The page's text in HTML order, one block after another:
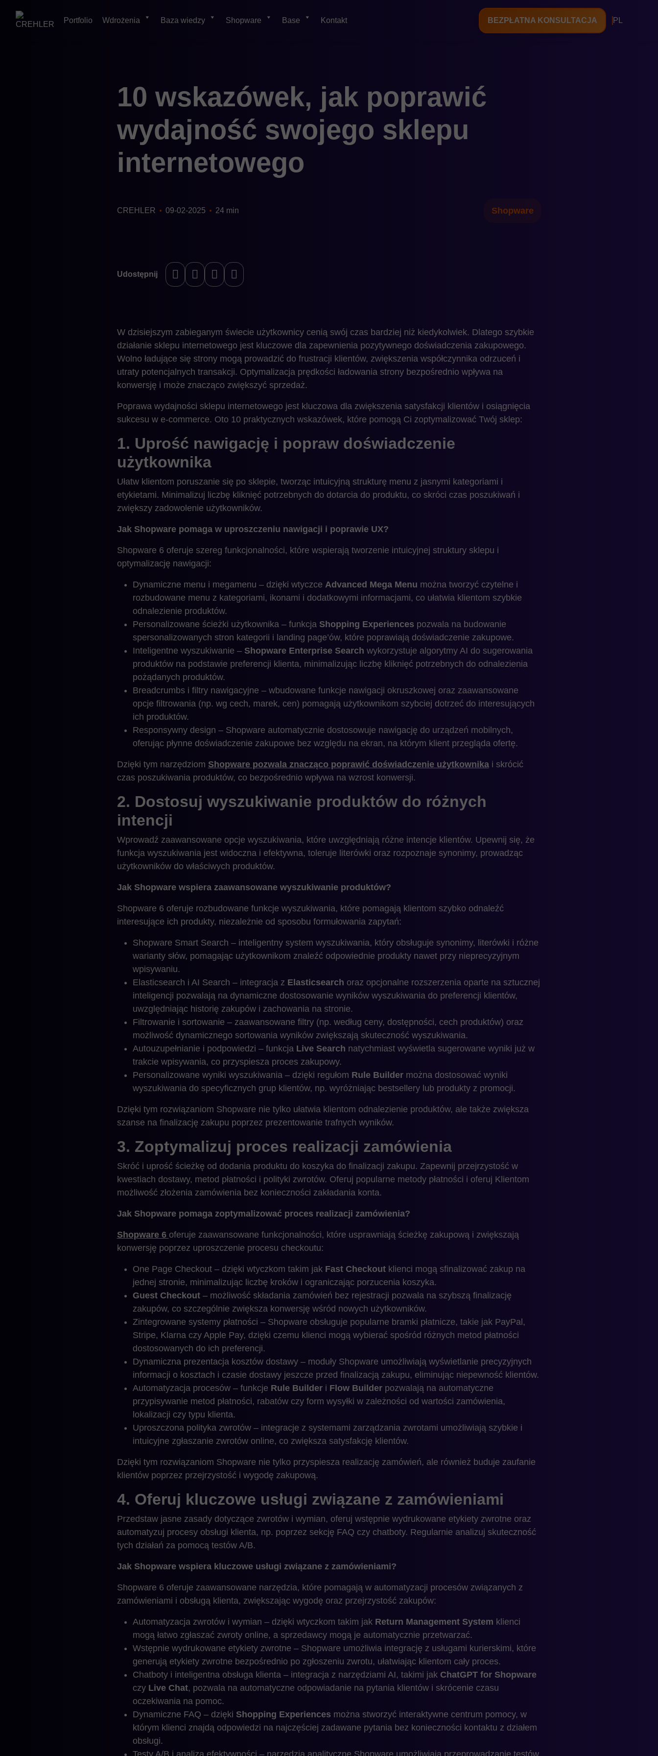
PL
Portfolio Wdrożenia Baza wiedzy Shopware Base Kontakt BEZPŁATNA KONSULTACJA
10 wskazówek, jak poprawić
wydajność swojego sklepu
internetowego
CREHLER 09-02-2025 24 min Shopware
Udostępnij
W dzisiejszym zabieganym świecie użytkownicy cenią swój czas bardziej niż kiedykolwiek. Dlatego szybkie
działanie sklepu internetowego jest kluczowe dla zapewnienia pozytywnego doświadczenia zakupowego.
Wolno ładujące się strony mogą prowadzić do frustracji klientów, zwiększenia współczynnika odrzuceń i
utraty potencjalnych transakcji. Optymalizacja prędkości ładowania strony bezpośrednio wpływa na
konwersję i może znacząco zwiększyć sprzedaż.
Poprawa wydajności sklepu internetowego jest kluczowa dla zwiększenia satysfakcji klientów i osiągnięcia
sukcesu w e-commerce. Oto 10 praktycznych wskazówek, które pomogą Ci zoptymalizować Twój sklep:
1. Uprość nawigację i popraw doświadczenie
użytkownika
Ułatw klientom poruszanie się po sklepie, tworząc intuicyjną strukturę menu z jasnymi kategoriami i
etykietami. Minimalizuj liczbę kliknięć potrzebnych do dotarcia do produktu, co skróci czas poszukiwań i
zwiększy zadowolenie użytkowników.
Jak Shopware pomaga w uproszczeniu nawigacji i poprawie UX?
Shopware 6 oferuje szereg funkcjonalności, które wspierają tworzenie intuicyjnej struktury sklepu i
optymalizację nawigacji:
Dynamiczne menu i megamenu – dzięki wtyczce Advanced Mega Menu można tworzyć czytelne i
rozbudowane menu z kategoriami, ikonami i dodatkowymi informacjami, co ułatwia klientom szybkie
odnalezienie produktów.
Personalizowane ścieżki użytkownika – funkcja Shopping Experiences pozwala na budowanie
spersonalizowanych stron kategorii i landing page’ów, które poprawiają doświadczenie zakupowe.
Inteligentne wyszukiwanie – Shopware Enterprise Search wykorzystuje algorytmy AI do sugerowania
produktów na podstawie preferencji klienta, minimalizując liczbę kliknięć potrzebnych do odnalezienia
pożądanych produktów.
Breadcrumbs i filtry nawigacyjne – wbudowane funkcje nawigacji okruszkowej oraz zaawansowane
opcje filtrowania (np. wg cech, marek, cen) pomagają użytkownikom szybciej dotrzeć do interesujących
ich produktów.
Responsywny design – Shopware automatycznie dostosowuje nawigację do urządzeń mobilnych,
oferując płynne doświadczenie zakupowe bez względu na ekran, na którym klient przegląda ofertę.
Dzięki tym narzędziom Shopware pozwala znacząco poprawić doświadczenie użytkownikai skrócić
czas poszukiwania produktów, co bezpośrednio wpływa na wzrost konwersji.
2. Dostosuj wyszukiwanie produktów do różnych
intencji
Wprowadź zaawansowane opcje wyszukiwania, które uwzględniają różne intencje klientów. Upewnij się, że
funkcja wyszukiwania jest widoczna i efektywna, toleruje literówki oraz rozpoznaje synonimy, prowadząc
użytkowników do właściwych produktów.
Jak Shopware wspiera zaawansowane wyszukiwanie produktów?
Shopware 6 oferuje rozbudowane funkcje wyszukiwania, które pomagają klientom szybko odnaleźć
interesujące ich produkty, niezależnie od sposobu formułowania zapytań:
Shopware Smart Search – inteligentny system wyszukiwania, który obsługuje synonimy, literówki i różne
warianty słów, pomagając użytkownikom znaleźć odpowiednie produkty nawet przy nieprecyzyjnym
wpisywaniu.
Elasticsearch i AI Search – integracja z Elasticsearch oraz opcjonalne rozszerzenia oparte na sztucznej
inteligencji pozwalają na dynamiczne dostosowanie wyników wyszukiwania do preferencji klientów,
uwzględniając historię zakupów i zachowania na stronie.
Filtrowanie i sortowanie – zaawansowane filtry (np. według ceny, dostępności, cech produktów) oraz
możliwość dynamicznego sortowania wyników zwiększają skuteczność wyszukiwania.
Autouzupełnianie i podpowiedzi – funkcja Live Search natychmiast wyświetla sugerowane wyniki już w
trakcie wpisywania, co przyspiesza proces zakupowy.
Personalizowane wyniki wyszukiwania – dzięki regułom Rule Buildermożna dostosować wyniki
wyszukiwania do specyficznych grup klientów, np. wyróżniając bestsellery lub produkty z promocji.
Dzięki tym rozwiązaniom Shopware nie tylko ułatwia klientom odnalezienie produktów, ale także zwiększa
szanse na finalizację zakupu poprzez prezentowanie trafnych wyników.
3. Zoptymalizuj proces realizacji zamówienia
Skróć i uprość ścieżkę od dodania produktu do koszyka do finalizacji zakupu. Zapewnij przejrzystość w
kwestiach dostawy, metod płatności i polityki zwrotów. Oferuj popularne metody płatności i oferuj Klientom
możliwość złożenia zamówienia bez konieczności zakładania konta.
Jak Shopware pomaga zoptymalizować proces realizacji zamówienia?
Shopware 6 oferuje zaawansowane funkcjonalności, które usprawniają ścieżkę zakupową i zwiększają
konwersję poprzez uproszczenie procesu checkoutu:
One Page Checkout – dzięki wtyczkom takim jak Fast Checkoutklienci mogą sfinalizować zakup na
jednej stronie, minimalizując liczbę kroków i ograniczając porzucenia koszyka.
Guest Checkout– możliwość składania zamówień bez rejestracji pozwala na szybszą finalizację
zakupów, co szczególnie zwiększa konwersję wśród nowych użytkowników.
Zintegrowane systemy płatności – Shopware obsługuje popularne bramki płatnicze, takie jak PayPal,
Stripe, Klarna czy Apple Pay, dzięki czemu klienci mogą wybierać spośród różnych metod płatności
dostosowanych do ich preferencji.
Dynamiczna prezentacja kosztów dostawy – moduły Shopware umożliwiają wyświetlanie precyzyjnych
informacji o kosztach i czasie dostawy jeszcze przed finalizacją zakupu, eliminując niepewność klientów.
Automatyzacja procesów – funkcje Rule Builderi Flow Builderpozwalają na automatyczne
przypisywanie metod płatności, rabatów czy form wysyłki w zależności od wartości zamówienia,
lokalizacji czy typu klienta.
Uproszczona polityka zwrotów – integracje z systemami zarządzania zwrotami umożliwiają szybkie i
intuicyjne zgłaszanie zwrotów online, co zwiększa satysfakcję klientów.
Dzięki tym rozwiązaniom Shopware nie tylko przyspiesza realizację zamówień, ale również buduje zaufanie
klientów poprzez przejrzystość i wygodę zakupową.
4. Oferuj kluczowe usługi związane z zamówieniami
Przedstaw jasne zasady dotyczące zwrotów i wymian, oferuj wstępnie wydrukowane etykiety zwrotne oraz
automatyzuj procesy obsługi klienta, np. poprzez sekcję FAQ czy chatboty. Regularnie analizuj skuteczność
tych działań za pomocą testów A/B.
Jak Shopware wspiera kluczowe usługi związane z zamówieniami?
Shopware 6 oferuje zaawansowane narzędzia, które pomagają w automatyzacji procesów związanych z
zamówieniami i obsługą klienta, zwiększając wygodę oraz przejrzystość zakupów:
Automatyzacja zwrotów i wymian – dzięki wtyczkom takim jak Return Management System klienci
mogą łatwo zgłaszać zwroty online, a sprzedawcy mogą je automatycznie przetwarzać.
Wstępnie wydrukowane etykiety zwrotne – Shopware umożliwia integrację z usługami kurierskimi, które
generują etykiety zwrotne bezpośrednio po zgłoszeniu zwrotu, ułatwiając klientom cały proces.
Chatboty i inteligentna obsługa klienta – integracja z narzędziami AI, takimi jak ChatGPT for Shopware
czy Live Chat, pozwala na automatyczne odpowiadanie na pytania klientów i skrócenie czasu
oczekiwania na pomoc.
Dynamiczne FAQ – dzięki Shopping Experiences można stworzyć interaktywne centrum pomocy, w
którym klienci znajdą odpowiedzi na najczęściej zadawane pytania bez konieczności kontaktu z działem
obsługi.
Testy A/B i analiza efektywności – narzędzia analityczne Shopware umożliwiają przeprowadzanie testów